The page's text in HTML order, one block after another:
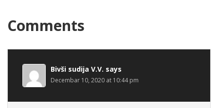
Comments
Bivši sudija V.V. says
Decembar 10, 2020 at 10:44 pm